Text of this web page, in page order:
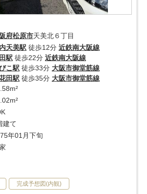
府松原市天美北６丁目
天美駅 徒歩12分 近鉄南大阪線
駅 徒歩22分 近鉄南大阪線
こ駅 徒歩33分 大阪市御堂筋線
田駅 徒歩35分 大阪市御堂筋線
建て
年01月下旬
完成予想図(内観)